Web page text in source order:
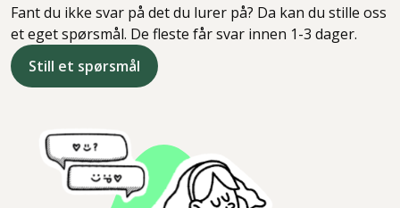
Fant du ikke svar på det du lurer på? Da kan du stille oss
et eget spørsmål. De fleste får svar innen 1-3 dager.
Still et spørsmål